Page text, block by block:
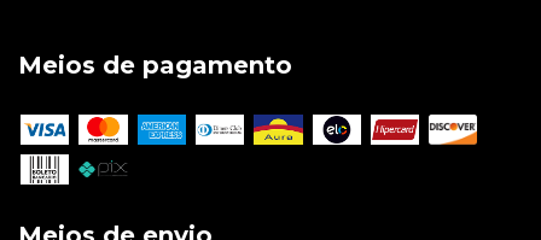
Meios de pagamento